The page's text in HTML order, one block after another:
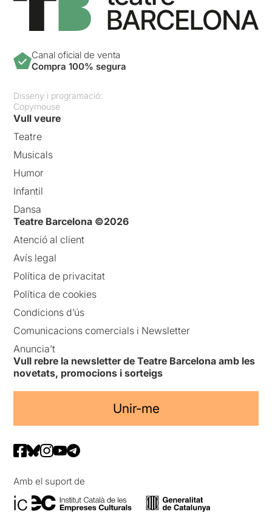
Canal oficial de venta
Compra 100% segura
Disseny i programació:
Copymouse
Vull veure
Teatre
Musicals
Humor
Infantil
Dansa
Teatre Barcelona ©2026
Atenció al client
Avís legal
Política de privacitat
Política de cookies
Condicions d’ús
Comunicacions comercials i Newsletter
Anuncia’t
Vull rebre la newsletter de Teatre Barcelona amb les
novetats, promocions i sorteigs
Unir-me
Amb el suport de